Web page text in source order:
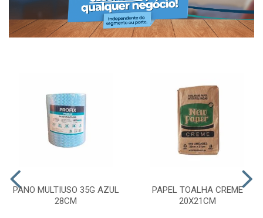
PANO MULTIUSO 35G AZUL
28CM
PAPEL TOALHA CREME
20X21CM